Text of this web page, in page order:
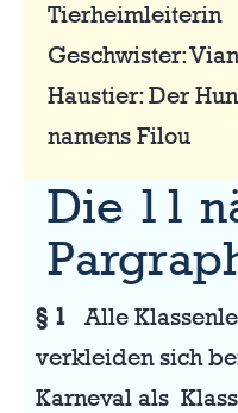
Tierheimleiterin
Geschwister:
Haustier: Der
namens Filou
Die 11
§ 1 Alle
verkleiden sich
Karneval als